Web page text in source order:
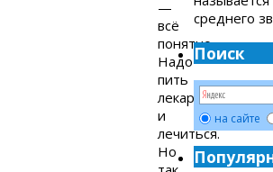
—
всё
понятно.
Надо
пить
лекарства
и
лечиться.
Но
среднего
Поиск
на сайте